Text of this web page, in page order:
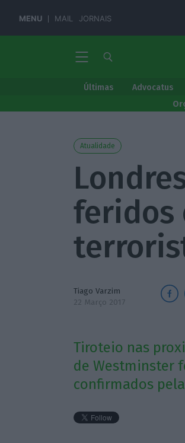
MENU MAIL JORNAIS
Últimas Advocatus
Atualidade
feridos
Tiago Varzim
22 Março 2017
Tiroteio nas
de Westminster
confirmados